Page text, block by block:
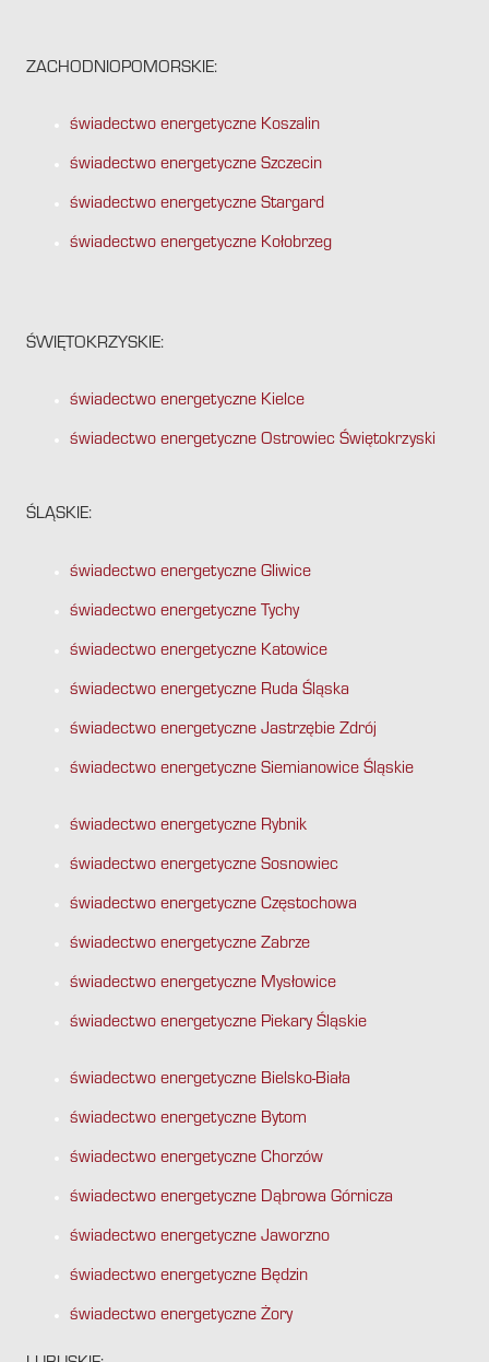
ZACHODNIOPOMORSKIE:
świadectwo energetyczne Koszalin
świadectwo energetyczne Szczecin
świadectwo energetyczne Stargard
świadectwo energetyczne Kołobrzeg
ŚWIĘTOKRZYSKIE:
świadectwo energetyczne Kielce
świadectwo energetyczne Ostrowiec Świętokrzyski
ŚLĄSKIE:
świadectwo energetyczne Gliwice
świadectwo energetyczne Tychy
świadectwo energetyczne Katowice
świadectwo energetyczne Ruda Śląska
świadectwo energetyczne Jastrzębie Zdrój
świadectwo energetyczne Siemianowice Śląskie
świadectwo energetyczne Rybnik
świadectwo energetyczne Sosnowiec
świadectwo energetyczne Częstochowa
świadectwo energetyczne Zabrze
świadectwo energetyczne Mysłowice
świadectwo energetyczne Piekary Śląskie
świadectwo energetyczne Bielsko-Biała
świadectwo energetyczne Bytom
świadectwo energetyczne Chorzów
świadectwo energetyczne Dąbrowa Górnicza
świadectwo energetyczne Jaworzno
świadectwo energetyczne Będzin
świadectwo energetyczne Żory